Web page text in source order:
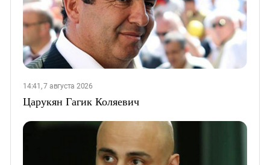
14:41, 7 августа 2026
Царукян Гагик Коляевич